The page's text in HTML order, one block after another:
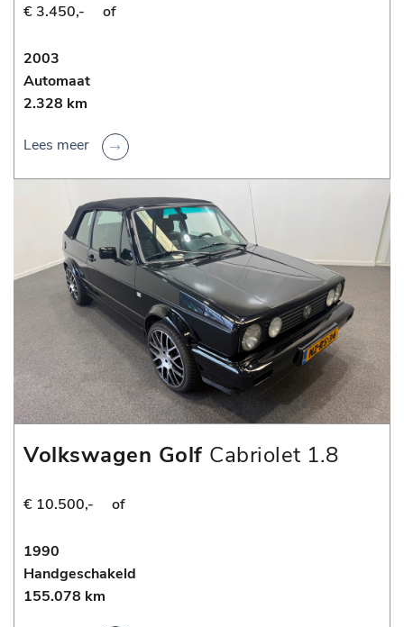
€ 3.450,- of
2003
Automaat
2.328 km
Lees meer
Volkswagen Golf Cabriolet 1.8
€ 10.500,- of
1990
Handgeschakeld
155.078 km